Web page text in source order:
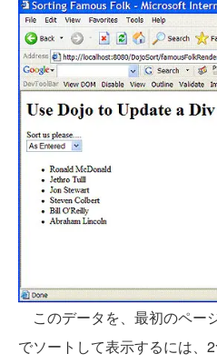
このデータを、最初のペー
でソートして表示するには、